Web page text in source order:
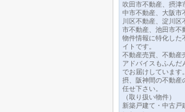
吹田市不動産、摂津
中市不動産、大阪市
川区不動産、淀川区
市不動産、池田市不
物件情報に特化した
イトです。
不動産売買、不動産
アドバイスもふんだ
でお届けしています
摂、阪神間の不動産
任せ下さい。
（取り扱い物件）
新築戸建て・中古戸